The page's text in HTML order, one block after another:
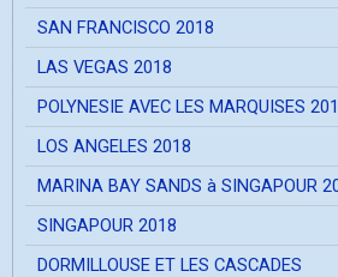
SAN FRANCISCO 2018
LAS VEGAS 2018
POLYNESIE AVEC LES MARQUISES
LOS ANGELES 2018
MARINA BAY SANDS à SINGAPOUR
SINGAPOUR 2018
DORMILLOUSE ET LES CASCADES